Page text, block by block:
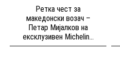
Ретка чест за
македонски возач –
Петар Мијалков на
ексклузивен Michelin...